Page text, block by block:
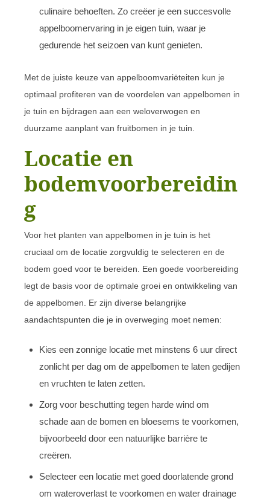
culinaire behoeften. Zo creëer je een succesvolle
appelboomervaring in je eigen tuin, waar je
gedurende het seizoen van kunt genieten.
Met de juiste keuze van appelboomvariëteiten kun je
optimaal profiteren van de voordelen van appelbomen in
je tuin en bijdragen aan een weloverwogen en
duurzame aanplant van fruitbomen in je tuin.
Locatie en
bodemvoorbereidin
g
Voor het planten van appelbomen in je tuin is het
cruciaal om de locatie zorgvuldig te selecteren en de
bodem goed voor te bereiden. Een goede voorbereiding
legt de basis voor de optimale groei en ontwikkeling van
de appelbomen. Er zijn diverse belangrijke
aandachtspunten die je in overweging moet nemen:
Kies een zonnige locatie met minstens 6 uur direct
zonlicht per dag om de appelbomen te laten gedijen
en vruchten te laten zetten.
Zorg voor beschutting tegen harde wind om
schade aan de bomen en bloesems te voorkomen,
bijvoorbeeld door een natuurlijke barrière te
creëren.
Selecteer een locatie met goed doorlatende grond
om wateroverlast te voorkomen en water drainage